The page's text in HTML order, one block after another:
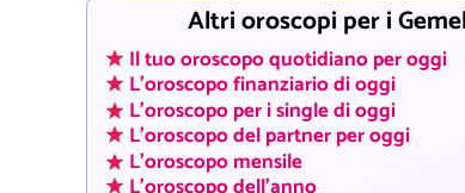
Altri oroscopi per i
Il tuo oroscopo quotidiano per oggi
L'oroscopo finanziario di oggi
L'oroscopo per i single di oggi
L'oroscopo del partner per oggi
L'oroscopo mensile